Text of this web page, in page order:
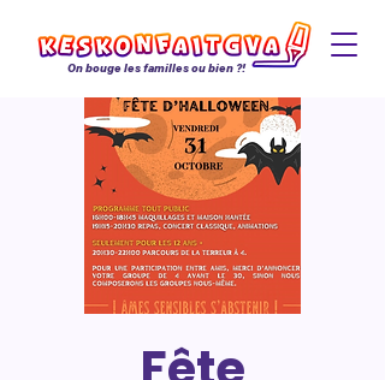
On bouge les familles ou bien ?!